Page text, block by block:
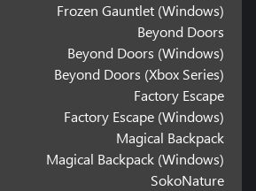
Frozen Gauntlet (Windows)
Beyond Doors
Beyond Doors (Windows)
Beyond Doors (Xbox Series)
Factory Escape
Factory Escape (Windows)
Magical Backpack
Magical Backpack (Windows)
SokoNature